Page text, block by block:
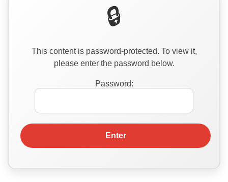
This content is password-protected. To view it,
please enter the password below.
Password: